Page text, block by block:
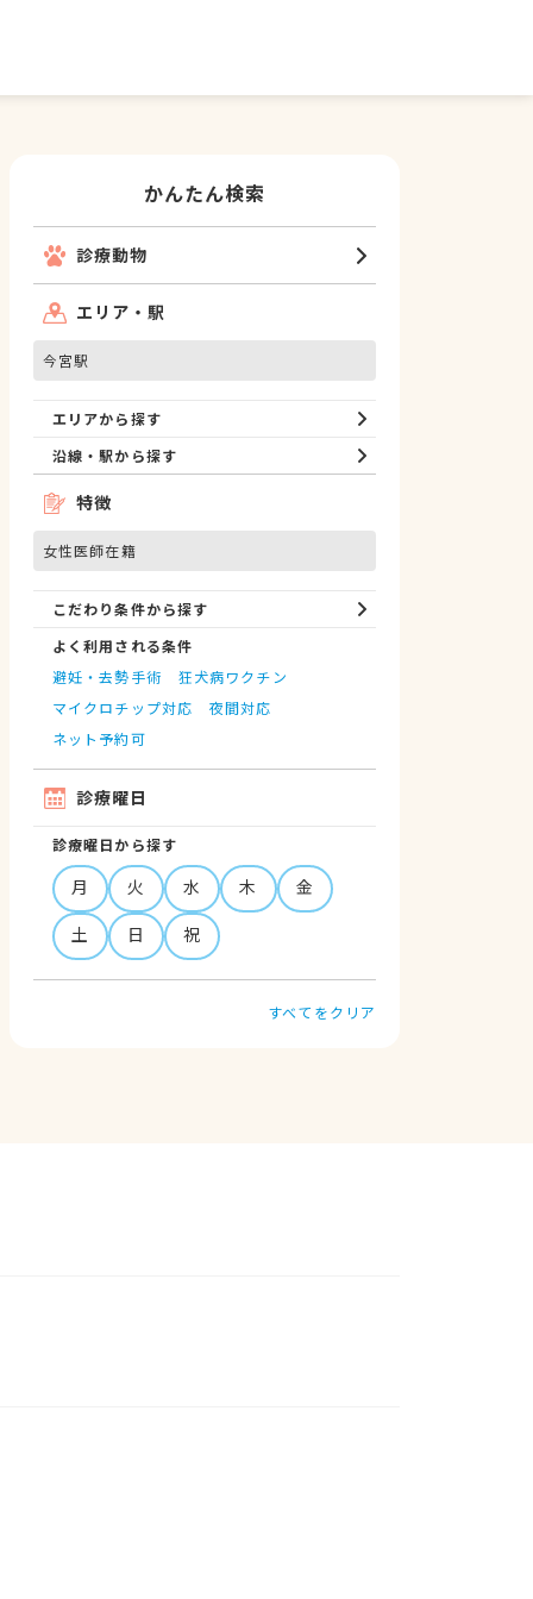
かんたん検索
診療動物
エリア・駅
今宮駅
エリアから探す
沿線・駅から探す
特徴
女性医師在籍
こだわり条件から探す
よく利用される条件
避妊・去勢手術
狂犬病ワクチン
マイクロチップ対応
夜間対応
ネット予約可
診療曜日
診療曜日から探す
月 火 水 木
金
土
日 祝
すべてをクリア